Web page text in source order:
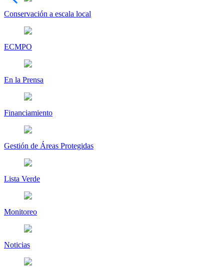
Conservación a escala local
ECMPO
En la Prensa
Financiamiento
Gestión de Áreas Protegidas
Lista Verde
Monitoreo
Noticias